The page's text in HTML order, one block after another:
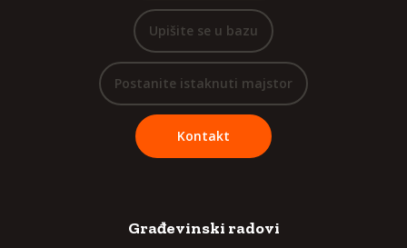
Upišite se u bazu
Postanite istaknuti majstor
Kontakt
Građevinski radovi